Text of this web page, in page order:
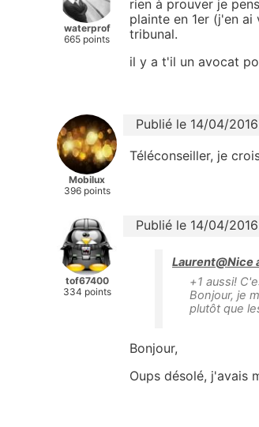
waterprof
665 points
rien à prouver je
plainte en 1er (j'en
tribunal.
il y a t'il un avocat
Mobilux
396 points
Publié le 14/04/
Téléconseiller, je
tof67400
334 points
Publié le 14/04/
Laurent@Nice
+1 aussi!
Bonjour, je
plutôt que
Bonjour,
Oups désolé, j'avais